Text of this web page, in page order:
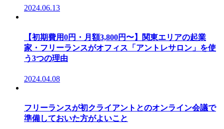
2024.06.13
【初期費用0円・月額3,800円〜】関東エリアの起業
家・フリーランスがオフィス「アントレサロン」を使
う3つの理由
2024.04.08
フリーランスが初クライアントとのオンライン会議で
準備しておいた方がよいこと